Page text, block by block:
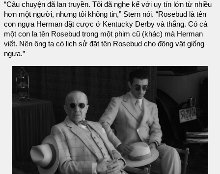
“Câu chuyện đã lan truyền. Tôi đã nghe kể với uy tín lớn từ nhiều
hơn một người, nhưng tôi không tin,” Stern nói. “Rosebud là tên
con ngựa Herman đặt cược ở Kentucky Derby và thắng. Có cả
một con la tên Rosebud trong một phim cũ (khác) mà Herman
viết. Nên ông ta có lịch sử đặt tên Rosebud cho động vật giống
ngựa.”